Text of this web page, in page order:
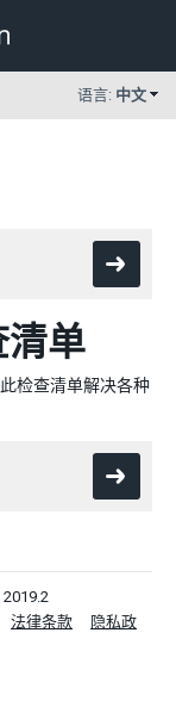
语言: 中文
单
检查清单解决各种
法律条款
隐私政